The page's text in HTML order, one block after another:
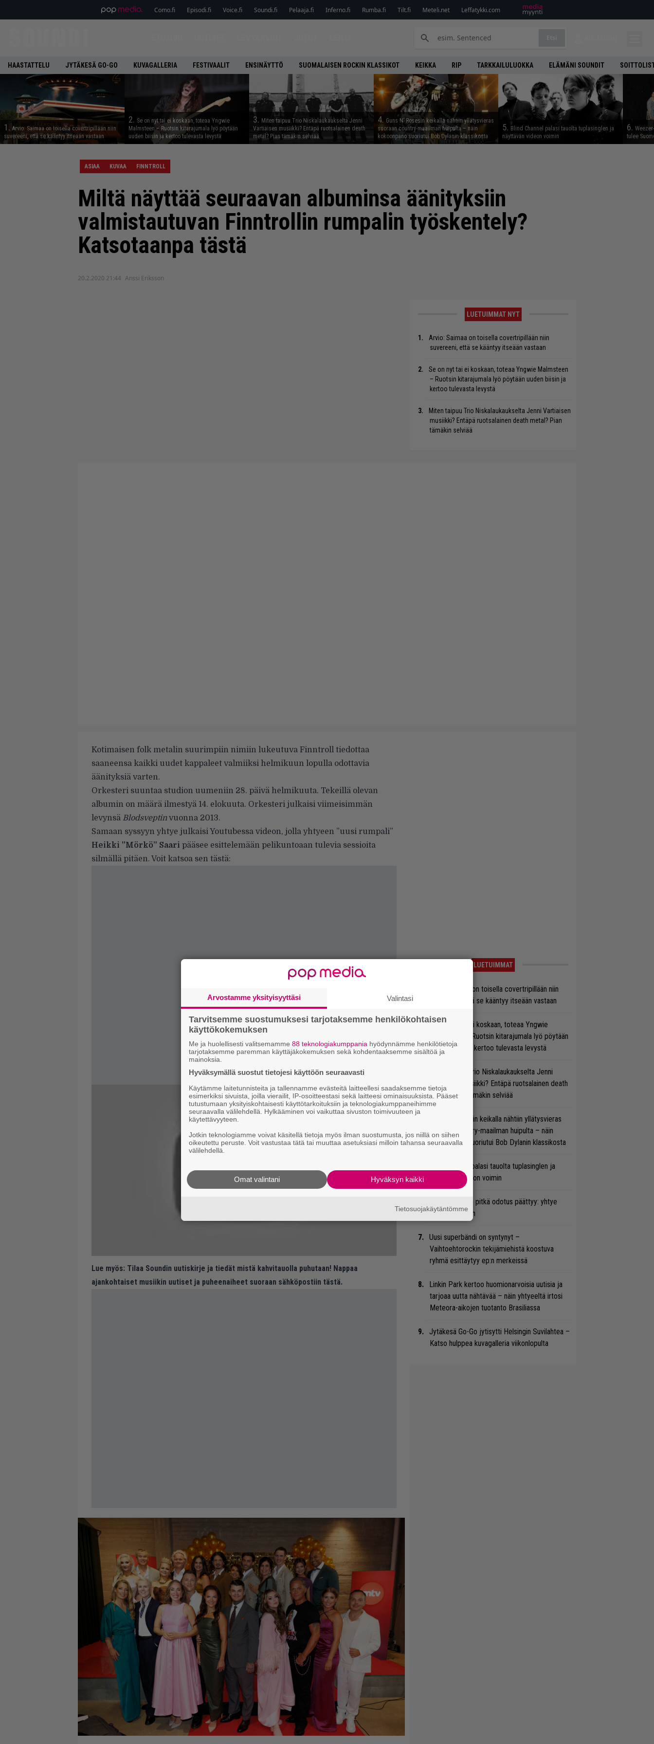
Como.fi Episodi.fi Voice.fi Soundi.fi Pelaaja.fi Inferno.fi Rumba.fi Tilt.fi Meteli.net Leffatykki.com
HAASTATTELU JYTÄKESÄ GO-GO KUVAGALLERIA FESTIVAALIT ENSINÄYTTÖ SUOMALAISEN ROCKIN KLASSIKOT KEIKKA RIP TARKKAILULUOKKA ELÄMÄNI SOUNDIT
1. Arvio: Saimaa on toisella covertripillään niin
suvereeni, että se kääntyy itseään vastaan
2. Se on nyt tai ei koskaan, toteaa Yngwie
Malmsteen – Ruotsin kitarajumala lyö pöytään
uuden biisin ja kertoo tulevasta levystä
3. Miten taipuu Trio Niskalaukaukselta Jenni
Vartiaisen musiikki? Entäpä ruotsalainen death
metal? Pian tämäkin selviää
4. Guns N’ Rosesin keikalla nähtiin yllätysvieras
suoraan country-maailman huipulta – näin
kokoonpano suoriutui Bob Dylanin klassikosta
5. Blind Channel palasi tauolta tuplasinglen ja
näyttävän videon voimin
6.
tulee
ASIAA KUVAA FINNTROLL
Miltä näyttää seuraavan albuminsa äänityksiin
valmistautuvan Finntrollin rumpalin työskentely?
Katsotaanpa tästä
20.2.2020 21:44 Anssi Eriksson
LUETUIMMAT NYT
Arvio: Saimaa on toisella covertripillään niin
suvereeni, että se kääntyy itseään vastaan
Se on nyt tai ei koskaan, toteaa Yngwie Malmsteen
– Ruotsin kitarajumala lyö pöytään uuden biisin ja
kertoo tulevasta levystä
Miten taipuu Trio Niskalaukaukselta Jenni Vartiaisen
musiikki? Entäpä ruotsalainen death metal? Pian
tämäkin selviää
Kotimaisen folk metalin suurimpiin nimiin lukeutuva Finntroll tiedottaa
saaneensa kaikki uudet kappaleet valmiiksi helmikuun lopulla odottavia
äänityksiä varten.
Orkesteri suuntaa studion uumeniin 28. päivä helmikuuta. Tekeillä olevan
albumin on määrä ilmestyä 14. elokuuta. Orkesteri julkaisi viimeisimmän
levynsä Blodsveptinvuonna 2013.
Samaan syssyyn yhtye julkaisi Youtubessa videon, jolla yhtyeen ”uusi rumpali”
Heikki ”Mörkö” Saari pääsee esittelemään pelikuntoaan tulevia sessioita
silmällä pitäen. Voit katsoa sen tästä:
Lue myös: Tilaa Soundin uutiskirje ja tiedät mistä kahvitauolla puhutaan! Nappaa
ajankohtaiset musiikin uutiset ja puheenaiheet suoraan sähköpostiin tästä.
LUETUIMMAT
Arvio: Saimaa on toisella covertripillään niin
suvereeni, että se kääntyy itseään vastaan
Se on nyt tai ei koskaan, toteaa Yngwie
Malmsteen – Ruotsin kitarajumala lyö pöytään
uuden biisin ja kertoo tulevasta levystä
Miten taipuu Trio Niskalaukaukselta Jenni
Vartiaisen musiikki? Entäpä ruotsalainen death
metal? Pian tämäkin selviää
Guns N’ Rosesin keikalla nähtiin yllätysvieras
suoraan country-maailman huipulta – näin
kokoonpano suoriutui Bob Dylanin klassikosta
Blind Channel palasi tauolta tuplasinglen ja
näyttävän videon voimin
Weezer-fanien pitkä odotus päättyy: yhtye
tulee Suomeen
Uusi superbändi on syntynyt –
Vaihtoehtorockin tekijämiehistä koostuva
ryhmä esittäytyy ep:n merkeissä
Linkin Park kertoo huomionarvoisia uutisia ja
tarjoaa uutta nähtävää – näin yhtyeeltä irtosi
Meteora-aikojen tuotanto Brasiliassa
Jytäkesä Go-Go jytisytti Helsingin Suvilahtea –
Katso hulppea kuvagalleria viikonlopulta
Arvostamme yksityisyyttäsi Valintasi
Tarvitsemme suostumuksesi tarjotaksemme henkilökohtaisen
käyttökokemuksen
Me ja huolellisesti valitsemamme 88 teknologiakumppania hyödynnämme henkilötietoja
tarjotaksemme paremman käyttäjäkokemuksen sekä kohdentaaksemme sisältöä ja
mainoksia.
Hyväksymällä suostut tietojesi käyttöön seuraavasti
Käytämme laitetunnisteita ja tallennamme evästeitä laitteellesi saadaksemme tietoja
esimerkiksi sivuista, joilla vierailit, IP-osoitteestasi sekä laitteesi ominaisuuksista. Pääset
tutustumaan yksityiskohtaisesti käyttötarkoituksiin ja teknologiakumppaneihimme
seuraavalla välilehdellä. Hylkääminen voi vaikuttaa sivuston toimivuuteen ja
käytettävyyteen.
Jotkin teknologiamme voivat käsitellä tietoja myös ilman suostumusta, jos niillä on siihen
oikeutettu peruste. Voit vastustaa tätä tai muuttaa asetuksiasi milloin tahansa seuraavalla
välilehdellä.
Hyväksyn kaikki
Omat valintani
Tietosuojakäytäntömme